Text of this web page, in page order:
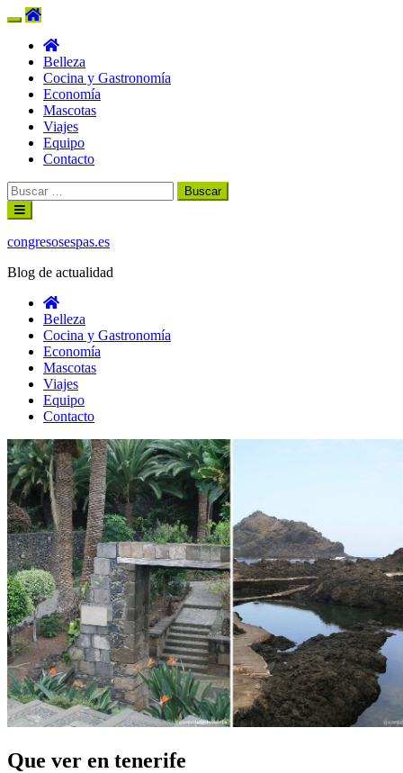
Belleza
Cocina y Gastronomía
Economía
Mascotas
Viajes
Equipo
Contacto
Buscar:
Ir
al
contenido
congresosespas.es
Blog de actualidad
Belleza
Cocina y Gastronomía
Economía
Mascotas
Viajes
Equipo
Contacto
Que ver en tenerife